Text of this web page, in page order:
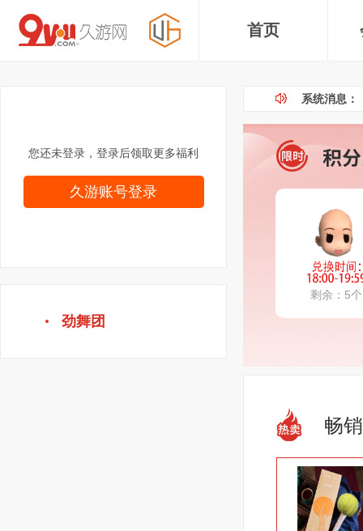
首页
您还未登录，登录后领取更多福利
久游账号登录
劲舞团
系统消息：
剩余：5个
畅